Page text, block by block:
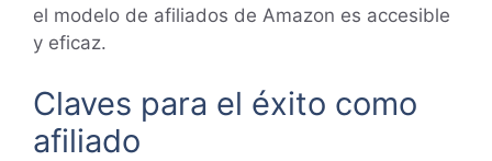
el modelo de afiliados de Amazon es accesible
y eficaz.
Claves para el éxito como
afiliado